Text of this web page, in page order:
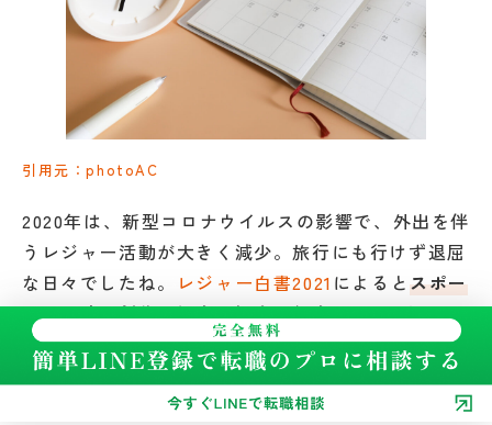
引用元：photoAC
2020年は、新型コロナウイルスの影響で、外出を伴
うレジャー活動が大きく減少。旅行にも行けず退屈
な日々でしたね。
レジャー白書2021 によるとスポー
ツ、趣味・創作、娯楽、観光・行楽の4部門すべて
で前年比マイナスとなりました。
一方で、自宅で楽しめる動画・音楽配信、電子出